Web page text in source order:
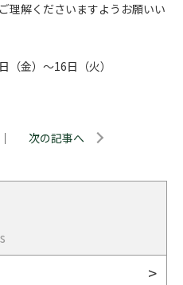
理解くださいますようお願いい
金）～16日（火）
｜ 次の記事へ